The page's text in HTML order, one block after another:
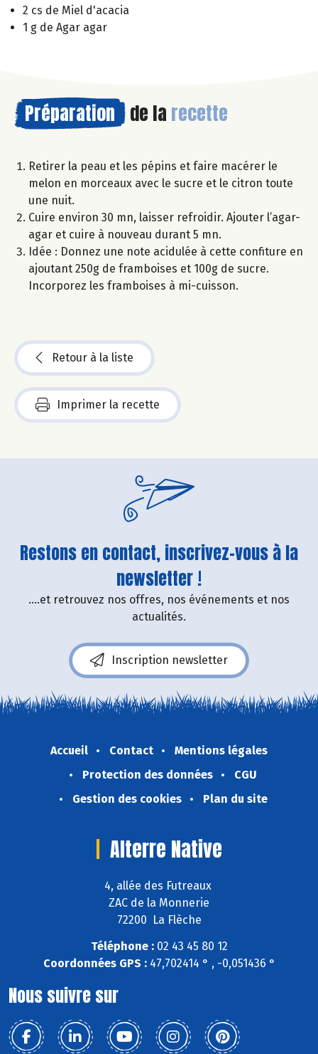
2 cs de Miel d'acacia
1 g de Agar agar
Préparation de la recette
Retirer la peau et les pépins et faire macérer le
melon en morceaux avec le sucre et le citron toute
une nuit.
Cuire environ 30 mn, laisser refroidir. Ajouter l’agar-
agar et cuire à nouveau durant 5 mn.
Idée : Donnez une note acidulée à cette confiture en
ajoutant 250g de framboises et 100g de sucre.
Incorporez les framboises à mi-cuisson.
Retour à la liste
Imprimer la recette
Restons en contact, inscrivez-vous à la
newsletter !
....et retrouvez nos offres, nos événements et nos
actualités.
Inscription newsletter
Accueil Contact
Mentions légales
Protection des données
CGU
Gestion des cookies
Plan du site
Alterre Native
4, allée des Futreaux
ZAC de la Monnerie
72200 La Flèche
Téléphone :02 43 45 80 12
Coordonnées GPS :47,702414 ° , -0,051436 °
Nous suivre sur